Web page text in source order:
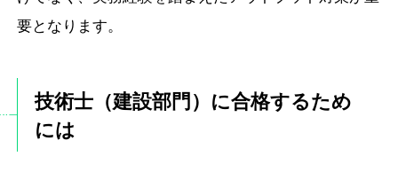
要となります。
技術士（建設部門）に合格するため
には